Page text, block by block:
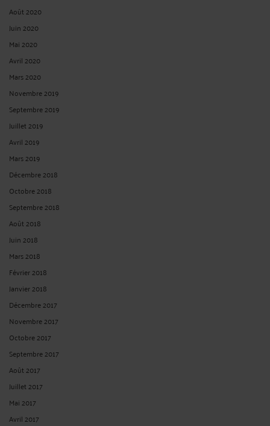
Août 2020
Juin 2020
Mai 2020
Avril 2020
Mars 2020
Novembre 2019
Septembre 2019
Juillet 2019
Avril 2019
Mars 2019
Décembre 2018
Octobre 2018
Septembre 2018
Août 2018
Juin 2018
Mars 2018
Février 2018
Janvier 2018
Décembre 2017
Novembre 2017
Octobre 2017
Septembre 2017
Août 2017
Juillet 2017
Mai 2017
Avril 2017